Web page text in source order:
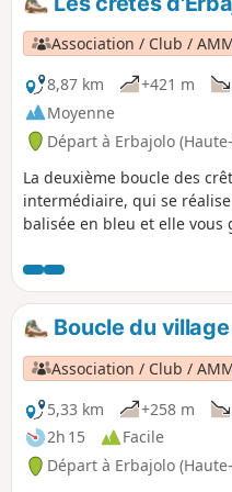
exceptionnelles sur la
côte orientale. Pas de
randonnée qui offre des
Association / Club /
8,87 km
+421 m
Moyenne
Départ à Erbajolo
La deuxième boucle des
intermédiaire, qui se
balisée en bleu et elle
centrale de la vallée. À
et devient orange pour
finalement rejoindre
de 1h. Dans le village
raccourcir la boucle en
San Martinu pour une
balisée en orange.
Boucle du
Association / Club /
5,33 km
+258 m
2h 15
Facile
Départ à Erbajolo